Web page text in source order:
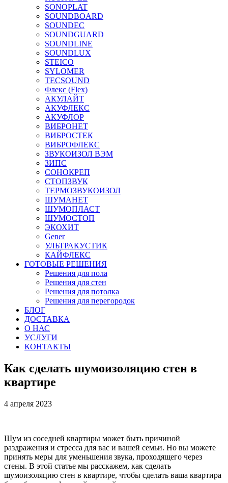
SONOPLAT
SOUNDBOARD
SOUNDEC
SOUNDGUARD
SOUNDLINE
SOUNDLUX
STEICO
SYLOMER
TECSOUND
Флекс (Flex)
АКУЛАЙТ
АКУФЛЕКС
АКУФЛОР
ВИБРОНЕТ
ВИБРОСТЕК
ВИБРОФЛЕКС
ЗВУКОИЗОЛ ВЭМ
ЗИПС
СОНОКРЕП
СТОПЗВУК
ТЕРМОЗВУКОИЗОЛ
ШУМАНЕТ
ШУМОПЛАСТ
ШУМОСТОП
ЭКОХИТ
Gener
УЛЬТРАКУСТИК
КАЙФЛЕКС
ГОТОВЫЕ РЕШЕНИЯ
Решения для пола
Решения для стен
Решения для потолка
Решения для перегородок
БЛОГ
ДОСТАВКА
О НАС
УСЛУГИ
КОНТАКТЫ
Как сделать шумоизоляцию стен в
квартире
4 апреля 2023
Шум из соседней квартиры может быть причиной
раздражения и стресса для вас и вашей семьи. Но вы можете
принять меры для уменьшения звука, проходящего через
стены. В этой статье мы расскажем, как сделать
шумоизоляцию стен в квартире, чтобы сделать ваша квартира